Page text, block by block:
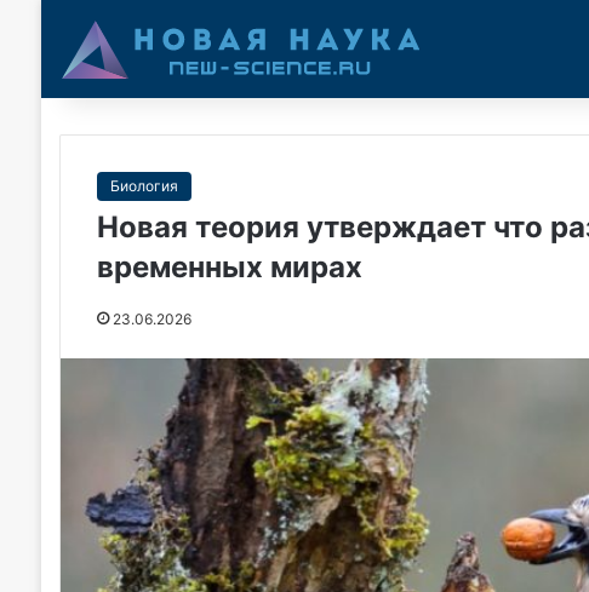
Биология
Новая теория утверждает что
временных мирах
23.06.2026